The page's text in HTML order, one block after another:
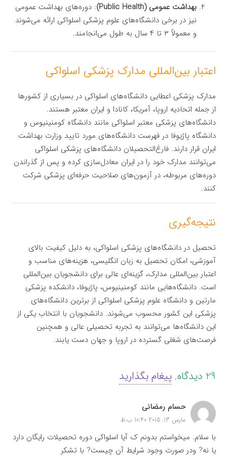
بهداشت عمومی (Public Health)
: دوره‌های بهداشت عمومی
نیز در برخی دانشگاه‌های علوم پزشکی اسلواکی ارائه می‌شوند
و معمولاً ۳ تا ۴ سال به طول می‌انجامند.
اعتبار بین‌المللی مدارک پزشکی اسلواکی
مدارک پزشکی اعطایی دانشگاه‌های اسلواکی در بسیاری از کشورها
از جمله اتحادیه اروپا، آمریکا، کانادا و ایران معتبر هستند.
دانشگاه‌های پزشکی معتبر اسلواکی مانند دانشگاه کومنینیوس و
دانشگاه پاژیوفا در فهرست دانشگاه‌های مورد تایید وزارت بهداشت
ایران قرار دارند. فارغ‌التحصیلان دانشگاه‌های پزشکی اسلواکی
می‌توانند مدارک خود را در ایران معادل‌سازی کرده و پس از گذراندن
دوره‌های مربوطه، در آزمون‌های صلاحیت حرفه‌ای پزشکی شرکت
کنند.
نتیجه‌گیری
تحصیل در دانشگاه‌های پزشکی اسلواکی، به دلیل کیفیت بالای
آموزشی، امکان تحصیل به زبان انگلیسی، هزینه‌های مناسب و
اعتبار بین‌المللی مدارک، گزینه‌ای عالی برای دانشجویان بین‌المللی
است. دانشگاه‌هایی مانند کومنینیوس، پاژیوفا، دانشکده پزشکی
مارتین و دانشگاه علوم پزشکی اسلواکی از برترین دانشگاه‌های
پزشکی این کشور محسوب می‌شوند. دانشجویان با انتخاب یکی از
این دانشگاه‌ها می‌توانند به تجربه تحصیلی عالی و همچنین
فرصت‌های شغلی گسترده در اروپا و جهان دست یابند.
29 دیدگاه. پیغام بگذارید
حسام رمضانی
مارس 13, 2015 10:40 ب.ظ
با سلام. میخواستم بدونم ک آیا اسلواکی دوره تحصیلات رایگان دارد
یا نه? ودر صورت وجود شرایط آن چیست? با تشکر